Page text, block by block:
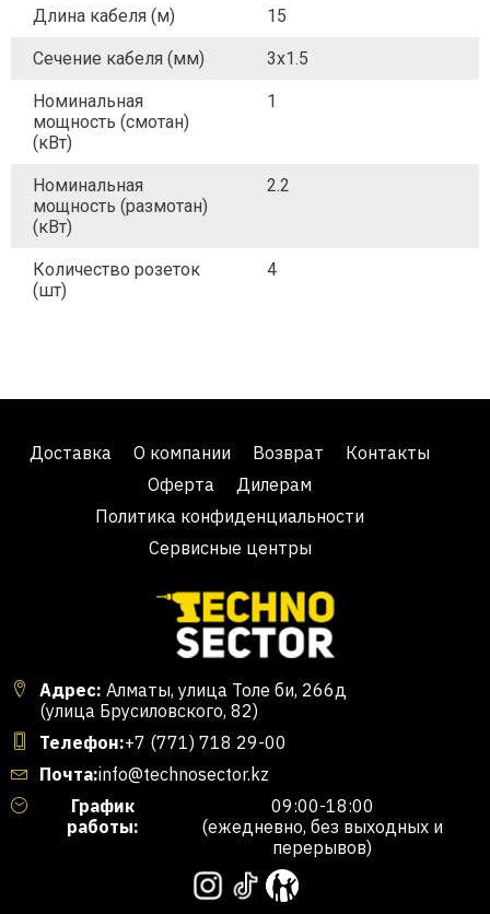
Длина кабеля (м) 15
Сечение кабеля (мм) 3x1.5
Номинальная
мощность (смотан)
(кВт)
1
Номинальная
мощность (размотан)
(кВт)
2.2
Количество розеток
(шт)
4
Доставка О компании Возврат
Контакты
Оферта
Дилерам
Политика конфиденциальности
Сервисные центры
Адрес: Алматы, улица Толе би, 266д
(улица Брусиловского, 82)
Телефон:+7 (771) 718 29-00
Почта:info@technosector.kz
График
работы:
09:00-18:00
(ежедневно, без выходных и
перерывов)